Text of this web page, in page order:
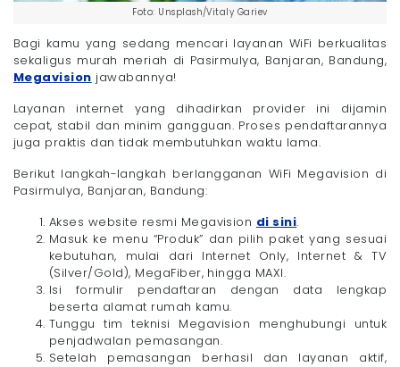
Foto: Unsplash/Vitaly Gariev
Bagi kamu yang sedang mencari layanan WiFi berkualitas
sekaligus murah meriah di Pasirmulya, Banjaran, Bandung,
Megavision jawabannya!
Layanan internet yang dihadirkan provider ini dijamin
cepat, stabil dan minim gangguan. Proses pendaftarannya
juga praktis dan tidak membutuhkan waktu lama.
Berikut langkah-langkah berlangganan WiFi Megavision di
Pasirmulya, Banjaran, Bandung:
Akses website resmi Megavision di sini.
Masuk ke menu “Produk” dan pilih paket yang sesuai
kebutuhan, mulai dari Internet Only, Internet & TV
(Silver/Gold), MegaFiber, hingga MAXI.
Isi formulir pendaftaran dengan data lengkap
beserta alamat rumah kamu.
Tunggu tim teknisi Megavision menghubungi untuk
penjadwalan pemasangan.
Setelah pemasangan berhasil dan layanan aktif,